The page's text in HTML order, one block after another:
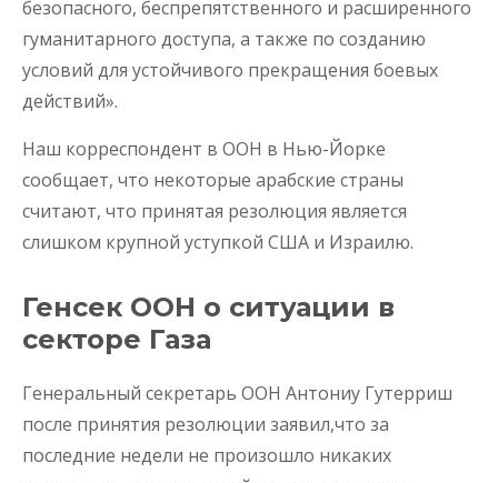
безопасного, беспрепятственного и расширенного
гуманитарного доступа, а также по созданию
условий для устойчивого прекращения боевых
действий».
Наш корреспондент в ООН в Нью-Йорке
сообщает, что некоторые арабские страны
считают, что принятая резолюция является
слишком крупной уступкой США и Израилю.
Генсек ООН о ситуации в
секторе Газа
Генеральный секретарь ООН Антониу Гутерриш
после принятия резолюции заявил,что за
последние недели не произошло никаких